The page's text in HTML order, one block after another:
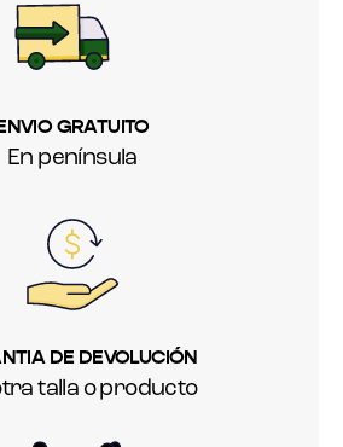
GRATUITO
En península
DE DEVOLUCIÓN
talla o producto